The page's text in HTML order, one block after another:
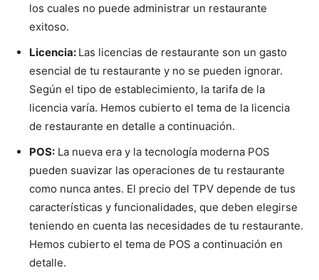
los cuales no puede administrar un restaurante
exitoso.
Licencia: Las licencias de restaurante son un gasto
esencial de tu restaurante y no se pueden ignorar.
Según el tipo de establecimiento, la tarifa de la
licencia varía. Hemos cubierto el tema de la licencia
de restaurante en detalle a continuación.
POS: La nueva era y la tecnología moderna POS
pueden suavizar las operaciones de tu restaurante
como nunca antes. El precio del TPV depende de tus
características y funcionalidades, que deben elegirse
teniendo en cuenta las necesidades de tu restaurante.
Hemos cubierto el tema de POS a continuación en
detalle.